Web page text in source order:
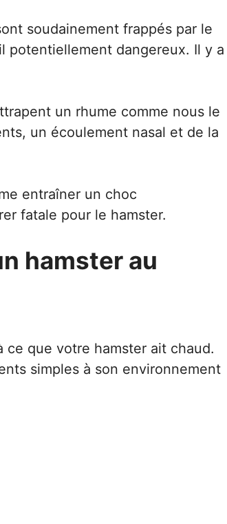
soudainement frappés par le
potentiellement dangereux. Il y a
un rhume comme nous le
un écoulement nasal et de la
entraîner un choc
fatale pour le hamster.
hamster au
que votre hamster ait chaud.
simples à son environnement